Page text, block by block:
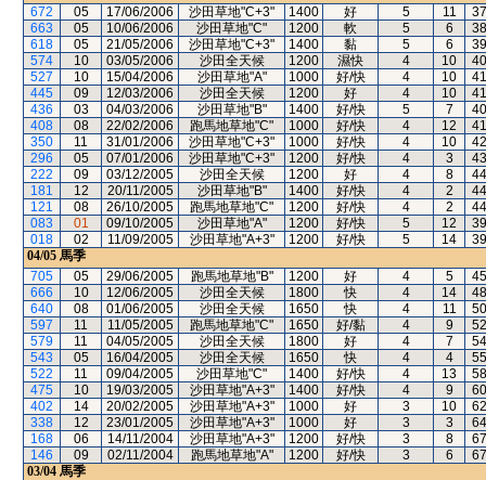
672
05 17/06/2006 沙田草地"C+3" 1400 好 5 11
37
663
05 10/06/2006 沙田草地"C" 1200 軟 5 6
38
618
05 21/05/2006 沙田草地"C+3" 1400 黏 5 6
39
574
10 03/05/2006 沙田全天候 1200 濕快 4 10
40
527
10 15/04/2006 沙田草地"A" 1000 好/快 4 10
41
445
09 12/03/2006 沙田全天候 1200 好 4 10
41
436
03 04/03/2006 沙田草地"B" 1400 好/快 5 7
40
408
08 22/02/2006 跑馬地草地"C" 1000 好/快 4 12
41
350
11 31/01/2006 沙田草地"C+3" 1000 好/快 4 10
42
296
05 07/01/2006 沙田草地"C+3" 1200 好/快 4 3
43
222
09 03/12/2005 沙田全天候 1200 好 4 8
44
181
12 20/11/2005 沙田草地"B" 1400 好/快 4 2
44
121
08 26/10/2005 跑馬地草地"C" 1200 好/快 4 2
44
083
01 09/10/2005 沙田草地"A" 1200 好/快 5 12
39
018
02 11/09/2005 沙田草地"A+3" 1200 好/快 5 14
39
04/05 馬季
705
05 29/06/2005 跑馬地草地"B" 1200 好 4 5
45
666
10 12/06/2005 沙田全天候 1800 快 4 14
48
640
08 01/06/2005 沙田全天候 1650 快 4 11
50
597
11 11/05/2005 跑馬地草地"C" 1650 好/黏 4 9
52
579
11 04/05/2005 沙田全天候 1800 好 4 7
54
543
05 16/04/2005 沙田全天候 1650 快 4 4
55
522
11 09/04/2005 沙田草地"C" 1400 好/快 4 13
58
475
10 19/03/2005 沙田草地"A+3" 1400 好/快 4 9
60
402
14 20/02/2005 沙田草地"A+3" 1000 好 3 10
62
338
12 23/01/2005 沙田草地"A+3" 1000 好 3 3
64
168
06 14/11/2004 沙田草地"A+3" 1200 好/快 3 8
67
146
09 02/11/2004 跑馬地草地"A" 1200 好/快 3 6
67
03/04 馬季